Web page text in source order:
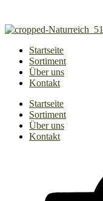
springen
Startseite
Sortiment
Über uns
Kontakt
Startseite
Sortiment
Über uns
Kontakt